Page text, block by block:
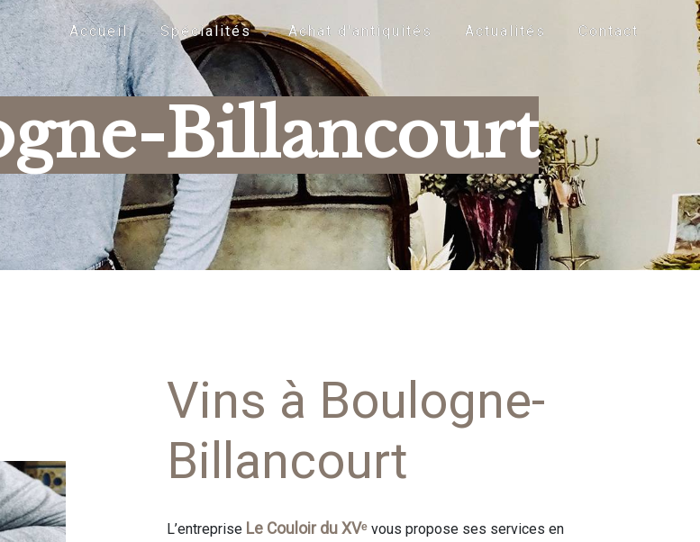
Accueil Spécialités Achat d'antiquités Actualités Contact
Billancourt
Vins à Boulogne-
Billancourt
L’entreprise Le Couloir du XVᵉ vous propose ses services en